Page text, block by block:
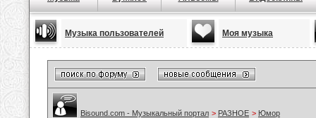
Музыка пользователей Моя музыка
Bisound.com - Музыкальный портал > РАЗНОЕ > Юмор